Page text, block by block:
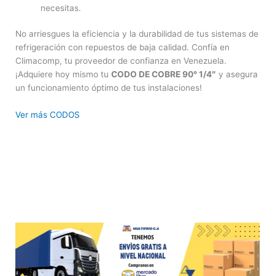
necesitas.
No arriesgues la eficiencia y la durabilidad de tus sistemas de
refrigeración con repuestos de baja calidad. Confía en
Climacomp, tu proveedor de confianza en Venezuela.
¡Adquiere hoy mismo tu CODO DE COBRE 90° 1/4″ y asegura
un funcionamiento óptimo de tus instalaciones!
Ver más CODOS